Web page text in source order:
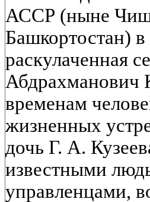
АССР (ныне
Башкортостан)
раскулаченная
Абдрахманович
временам
жизненных
дочь Г. А.
известными
управленцами,